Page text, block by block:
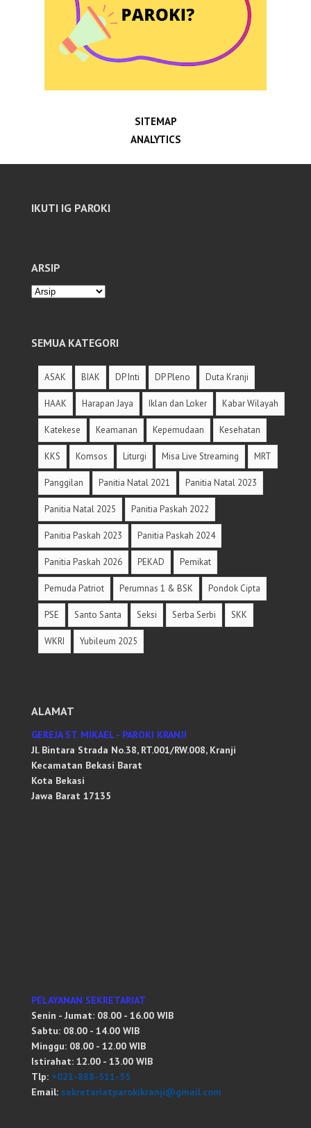
SITEMAP
ANALYTICS
IKUTI IG PAROKI
ARSIP
SEMUA KATEGORI
ASAK BIAK DP Inti DP Pleno Duta Kranji
HAAK Harapan Jaya Iklan dan Loker Kabar Wilayah
Katekese Keamanan Kepemudaan Kesehatan
KKS Komsos Liturgi Misa Live Streaming MRT
Panggilan Panitia Natal 2021 Panitia Natal 2023
Panitia Natal 2025 Panitia Paskah 2022
Panitia Paskah 2023 Panitia Paskah 2024
Panitia Paskah 2026 PEKAD Pemikat
Pemuda Patriot Perumnas 1 & BSK Pondok Cipta
PSE Santo Santa Seksi Serba Serbi SKK
WKRI Yubileum 2025
ALAMAT
GEREJA ST. MIKAEL - PAROKI KRANJI
Jl. Bintara Strada No.38, RT.001/RW.008, Kranji
Kecamatan Bekasi Barat
Kota Bekasi
Jawa Barat 17135
PELAYANAN SEKRETARIAT
Senin - Jumat: 08.00 - 16.00 WIB
Sabtu: 08.00 - 14.00 WIB
Minggu: 08.00 - 12.00 WIB
Istirahat: 12.00 - 13.00 WIB
Tlp: +021-888-511-55
Email: sekretariatparokikranji@gmail.com